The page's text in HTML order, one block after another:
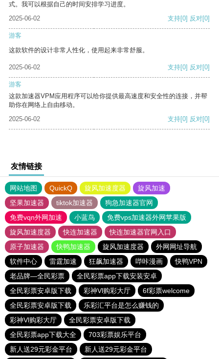
式。我可以根据自己的时间安排学习进度。
2025-06-02
支持[0] 反对[0]
游客
这款软件的设计非常人性化，使用起来非常舒服。
2025-06-02 支持[0] 反对[0]
游客
这款加速器VPM应用程序可以给你提供最高速度和安全性的连接，并帮
助你在网络上自由移动。
2025-06-02
支持[0] 反对[0]
友情链接
网站地图 QuickQ 旋风加速度器
旋风加速
坚果加速器
tiktok加速器
狗急加速器官网
免费vqn外网加速
小蓝鸟
免费vps加速器外网苹果版
旋风加速度器
快连加速器
快连加速器官网入口
原子加速器
快鸭加速器 旋风加速度器
外网网址导航
软件中心
雷霆加速 狂飙加速器 哔咔漫画
快鸭VPN
老品牌—全民彩票
全民彩票app下载安装安卓
全民彩票安卓版下载
彩神Vl购彩大厅
6f彩票welcome
全民彩票安卓版下载
乐彩汇平台是怎么赚钱的
彩神Vl购彩大厅
全民彩票安卓版下载
全民彩票app下载大全
703彩票娱乐平台
新人送29元彩金平台
新人送29元彩金平台